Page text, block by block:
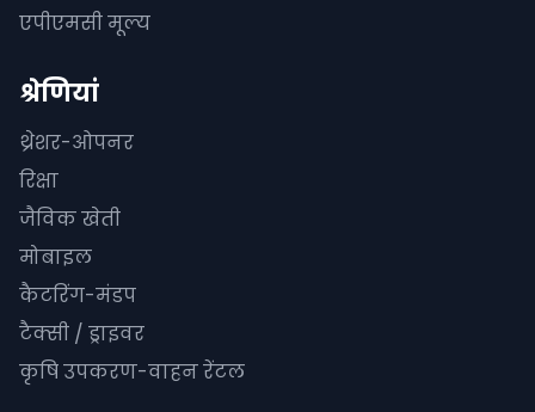
एपीएमसी मूल्य
श्रेणियां
थ्रेशर-ओपनर
रिक्षा
जैविक खेती
मोबाइल
कैटरिंग-मंडप
टैक्सी / ड्राइवर
कृषि उपकरण-वाहन रेंटल